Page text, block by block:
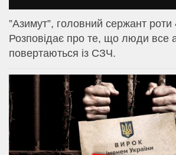
⁨”Азимут”, головний сержант
Розповідає про те, що люди все
повертаються із СЗЧ.